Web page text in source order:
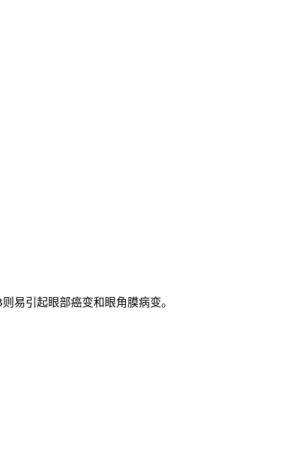
易引起眼部癌变和眼角膜病变。